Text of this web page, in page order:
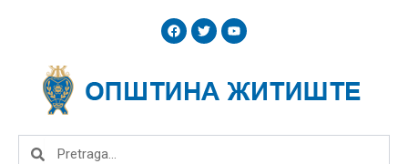
F
a
c
o
o
T
w
i
e
r
Y
o
u
b
e
Search